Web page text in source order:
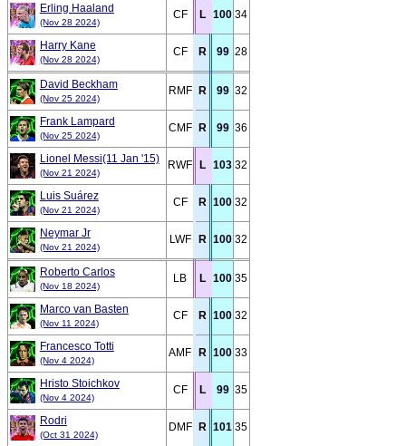
Erling Haaland
(Nov 28 2024)
CF L 100 34
Harry Kane
(Nov 28 2024)
CF R 99 28
David Beckham
(Nov 25 2024)
RMF R 99 32
Frank Lampard
(Nov 25 2024)
CMF R 99 36
Lionel Messi(11 Jan '15)
(Nov 21 2024)
RWF L 103 32
Luis Suárez
(Nov 21 2024)
CF R 100 32
Neymar Jr
(Nov 21 2024)
LWF R 100 32
Roberto Carlos
(Nov 18 2024)
LB L 100 35
Marco van Basten
(Nov 11 2024)
CF R 100 32
Francesco Totti
(Nov 4 2024)
AMF R 100 33
Hristo Stoichkov
(Nov 4 2024)
CF L 99 35
Rodri
(Oct 31 2024)
DMF R 101 35